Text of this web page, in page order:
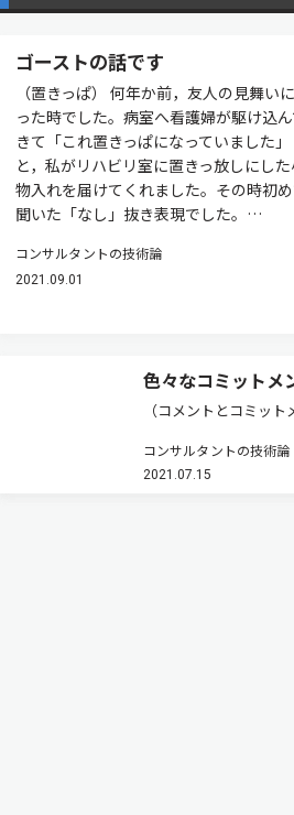
ゴーストの話です
（置きっぱ） 何年か前，友人の見舞い
った時でした。病室へ看護婦が駆け込
きて「これ置きっぱになっていました」
と，私がリハビリ室に置きっ放しにし
物入れを届けてくれました。その時初
聞いた「なし」抜き表現でした。…
コンサルタントの技術論
2021.09.01
色々なコミットメ
（コメントとコミッ
とがあります。語呂が
ます。二つの言葉は十
コンサルタントの技術論
2021.07.15